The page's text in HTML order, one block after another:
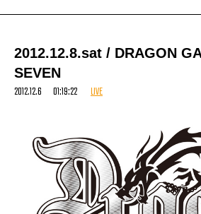
OPEN 21:30
※入場時1drink購入して頂きます‼
■SPECIAL GUEST■
SUPER SONICS
2012.12.8.sat / DRAGON
SEVEN
2012.12.6 01:19:22 LIVE